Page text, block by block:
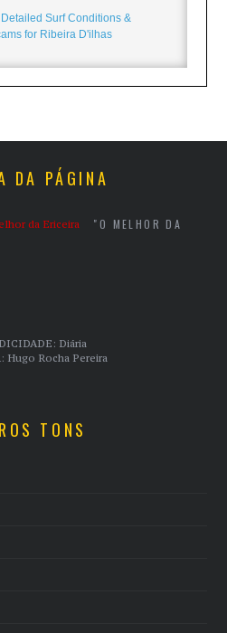
Detailed Surf Conditions &
for Ribeira D'ilhas
DA PÁGINA
"O MELHOR DA
Diária
Hugo Rocha Pereira
TONS